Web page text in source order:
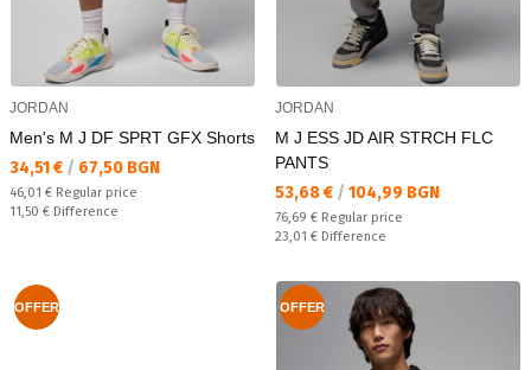
JORDAN
Men's M J DF SPRT GFX Shorts
Текуща цена:
34,51 € / 67,50 BGN
Regular price:
46,01 € Regular price
Спестявате:
11,50 € Difference
JORDAN
M J ESS JD AIR STRCH FLC
PANTS
Текуща цена:
53,68 € / 104,99 BGN
Regular price:
76,69 € Regular price
Спестявате:
23,01 € Difference
OFFER OFFER